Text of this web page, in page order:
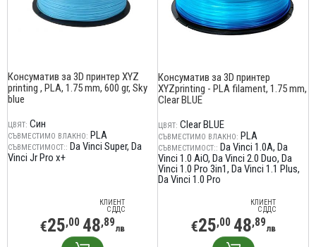
Консуматив за 3D принтер XYZ
printing , PLA, 1.75 mm, 600 gr, Sky
blue
ЦВЯТ: Син
СЪВМЕСТИМО ВЛАКНО: PLA
СЪВМЕСТИМОСТ:: Da Vinci Super Da
Vinci Jr Pro x+
КЛИЕНТ
С ДДС
€25,00 48,89лв
Консуматив за 3D принтер
XYZprinting - PLA filament, 1.75 mm,
Clear BLUE
ЦВЯТ: Clear BLUE
СЪВМЕСТИМО ВЛАКНО: PLA
СЪВМЕСТИМОСТ:: Da Vinci 1.0A Da
Vinci 1.0 AiO Da Vinci 2.0 Duo Da
Vinci 1.0 Pro 3in1 Da Vinci 1.1 Plus
Da Vinci 1.0 Pro
КЛИЕНТ
С ДДС
€25,00 48,89лв